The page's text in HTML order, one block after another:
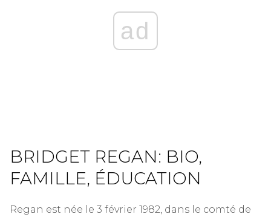
ad
BRIDGET REGAN: BIO,
FAMILLE, ÉDUCATION
Regan est née le 3 février 1982, dans le comté de